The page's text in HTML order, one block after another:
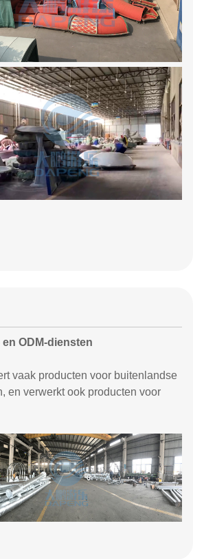
ODM-diensten
vaak producten voor buitenlandse
en verwerkt ook producten voor